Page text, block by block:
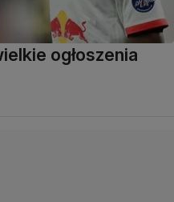
ogłoszenia